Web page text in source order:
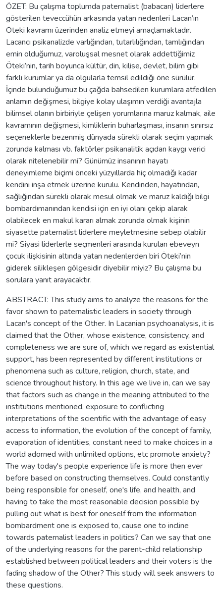
ÖZET: Bu çalışma toplumda paternalist (babacan) liderlere
gösterilen teveccühün arkasında yatan nedenleri Lacan’ın
Öteki kavramı üzerinden analiz etmeyi amaçlamaktadır.
Lacancı psikanalizde varlığından, tutarlılığından, tamlığından
emin olduğumuz, varoluşsal mesnet olarak addettiğimiz
Öteki’nin, tarih boyunca kültür, din, kilise, devlet, bilim gibi
farklı kurumlar ya da olgularla temsil edildiği öne sürülür.
İçinde bulunduğumuz bu çağda bahsedilen kurumlara atfedilen
anlamın değişmesi, bilgiye kolay ulaşımın verdiği avantajla
bilimsel olanın birbiriyle çelişen yorumlarına maruz kalmak, aile
kavramının değişmesi, kimliklerin buharlaşması, insanın sınırsız
seçeneklerle bezenmiş dünyada sürekli olarak seçim yapmak
zorunda kalması vb. faktörler psikanalitik açıdan kaygı verici
olarak nitelenebilir mi? Günümüz insanının hayatı
deneyimleme biçimi önceki yüzyıllarda hiç olmadığı kadar
kendini inşa etmek üzerine kurulu. Kendinden, hayatından,
sağlığından sürekli olarak mesul olmak ve maruz kaldığı bilgi
bombardımanından kendisi için en iyi olanı çekip alarak
olabilecek en makul kararı almak zorunda olmak kişinin
siyasette paternalist liderlere meyletmesine sebep olabilir
mi? Siyasi liderlerle seçmenleri arasında kurulan ebeveyn
çocuk ilişkisinin altında yatan nedenlerden biri Öteki’nin
giderek silikleşen gölgesidir diyebilir miyiz? Bu çalışma bu
sorulara yanıt arayacaktır.
ABSTRACT: This study aims to analyze the reasons for the
favor shown to paternalistic leaders in society through
Lacan's concept of the Other. In Lacanian psychoanalysis, it is
claimed that the Other, whose existence, consistency, and
completeness we are sure of, which we regard as existential
support, has been represented by different institutions or
phenomena such as culture, religion, church, state, and
science throughout history. In this age we live in, can we say
that factors such as change in the meaning attributed to the
institutions mentioned, exposure to conflicting
interpretations of the scientific with the advantage of easy
access to information, the evolution of the concept of family,
evaporation of identities, constant need to make choices in a
world adorned with unlimited options, etc promote anxiety?
The way today's people experience life is more then ever
before based on constructing themselves. Could constantly
being responsible for oneself, one's life, and health, and
having to take the most reasonable decision possible by
pulling out what is best for oneself from the information
bombardment one is exposed to, cause one to incline
towards paternalist leaders in politics? Can we say that one
of the underlying reasons for the parent-child relationship
established between political leaders and their voters is the
fading shadow of the Other? This study will seek answers to
these questions.